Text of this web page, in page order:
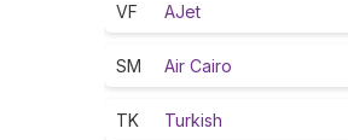
VF AJet
SM Air Cairo
TK Turkish